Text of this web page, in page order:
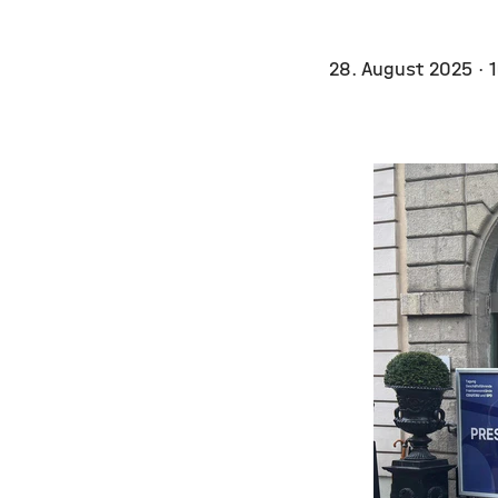
28. August 2025 ·